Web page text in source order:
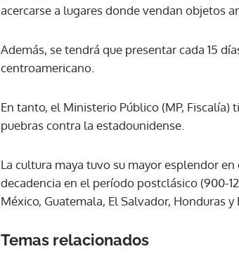
Gracias
acercarse a lugares donde vendan objetos
Además, se tendrá que presentar cada 15
centroamericano.
En tanto, el Ministerio Público (MP,
puebras contra la estadounidense.
La cultura maya tuvo su mayor esplendor
decadencia en el período postclásico (900-
México, Guatemala, El Salvador, Honduras y
Temas relacionados